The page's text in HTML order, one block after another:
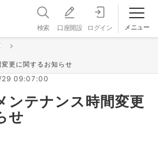
検索 口座開設 ログイン メニュー
＆更新情報 一覧
更に関するお知らせ
09:07:00
ンテナンス時間変更
せ